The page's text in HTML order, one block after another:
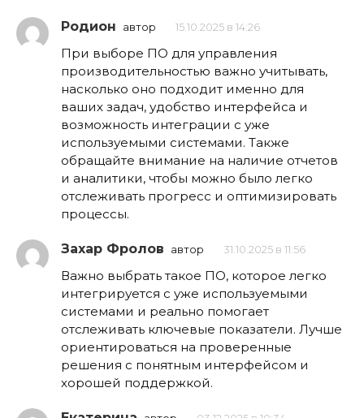
Родион автор 15.10.2025 в 14:26
При выборе ПО для управления
производительностью важно учитывать,
насколько оно подходит именно для
ваших задач, удобство интерфейса и
возможность интеграции с уже
используемыми системами. Также
обращайте внимание на наличие отчетов
и аналитики, чтобы можно было легко
отслеживать прогресс и оптимизировать
процессы.
Захар Фролов автор 31.10.2025 в 11:56
Важно выбрать такое ПО, которое легко
интегрируется с уже используемыми
системами и реально помогает
отслеживать ключевые показатели. Лучше
ориентироваться на проверенные
решения с понятным интерфейсом и
хорошей поддержкой.